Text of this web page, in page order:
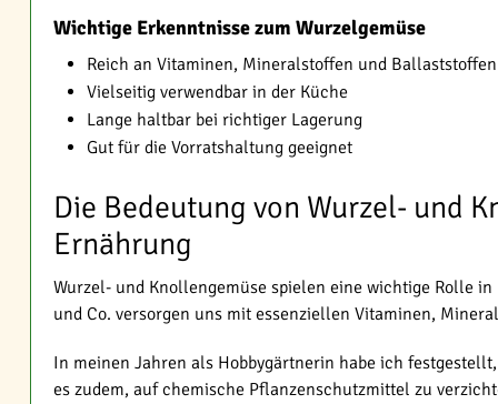
Wichtige Erkenntnisse zum Wurzelgemüse
Reich an Vitaminen, Mineralstoffen und Ballaststoffen
Vielseitig verwendbar in der Küche
Lange haltbar bei richtiger Lagerung
Gut für die Vorratshaltung geeignet
Die Bedeutung von Wurzel- und
Ernährung
Wurzel- und Knollengemüse spielen eine wichtige Rolle
und Co. versorgen uns mit essenziellen Vitaminen,
In meinen Jahren als Hobbygärtnerin habe ich
es zudem, auf chemische Pflanzenschutzmittel zu